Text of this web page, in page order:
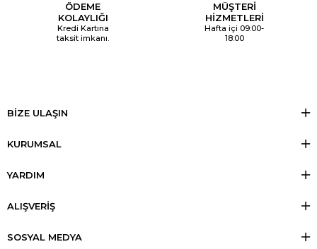
ÖDEME
KOLAYLIĞI
Kredi Kartına
taksit imkanı.
MÜŞTERİ
HİZMETLERİ
Hafta içi 09:00-
18:00
BİZE ULAŞIN
KURUMSAL
YARDIM
ALIŞVERİŞ
SOSYAL MEDYA